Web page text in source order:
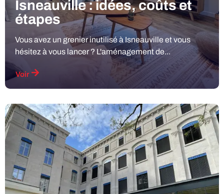
Isneauville : idées, coûts et
étapes
Vous avez un grenier inutilisé à Isneauville et vous
hésitez à vous lancer ? L'aménagement de...
Voir